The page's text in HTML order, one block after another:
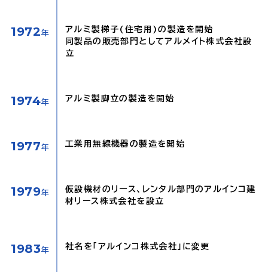
1972年
アルミ製梯子(住宅用)の製造を開始
同製品の販売部門としてアルメイト株式会社設
立
1974年 アルミ製脚立の製造を開始
1977年 工業用無線機器の製造を開始
1979年
仮設機材のリース、レンタル部門のアルインコ建
材リース株式会社を設立
1983年 社名を「アルインコ株式会社」に変更